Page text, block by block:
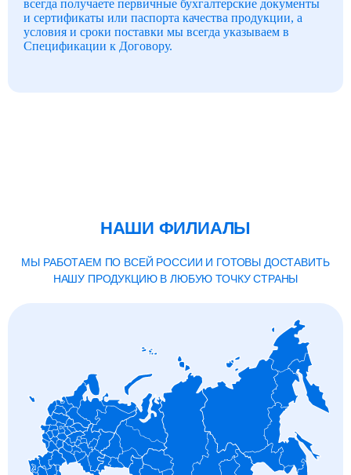
всегда получаете первичные бухгалтерские документы
и сертификаты или паспорта качества продукции, а
условия и сроки поставки мы всегда указываем в
Спецификации к Договору.
НАШИ ФИЛИАЛЫ
МЫ РАБОТАЕМ ПО ВСЕЙ РОССИИ И ГОТОВЫ ДОСТАВИТЬ
НАШУ ПРОДУКЦИЮ В ЛЮБУЮ ТОЧКУ СТРАНЫ